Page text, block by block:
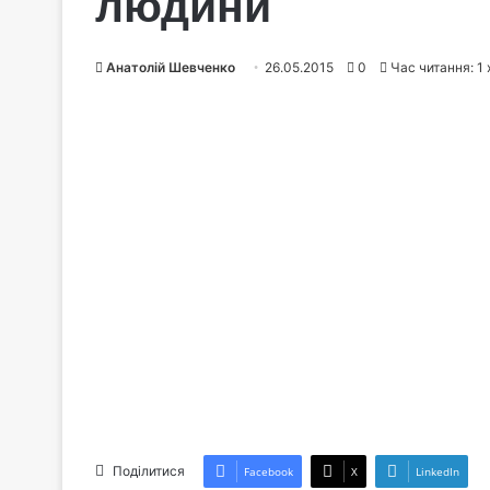
Анатолій Шевченко 26.05.2015 0 Час читання: 1
Поділитися Facebook X LinkedIn